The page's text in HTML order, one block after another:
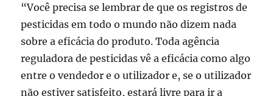
“Você precisa se lembrar de que os registros de
pesticidas em todo o mundo não dizem nada
sobre a eficácia do produto. Toda agência
reguladora de pesticidas vê a eficácia como algo
entre o vendedor e o utilizador e, se o utilizador
não estiver satisfeito, estará livre para ir a